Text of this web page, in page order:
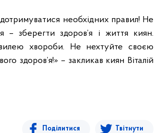
необхідних правил! Не
– зберегти здоров’я і життя киян.
хвороби. Не нехтуйте своєю
здоров’я!» – закликав киян Віталій
Поділитися Твітнути